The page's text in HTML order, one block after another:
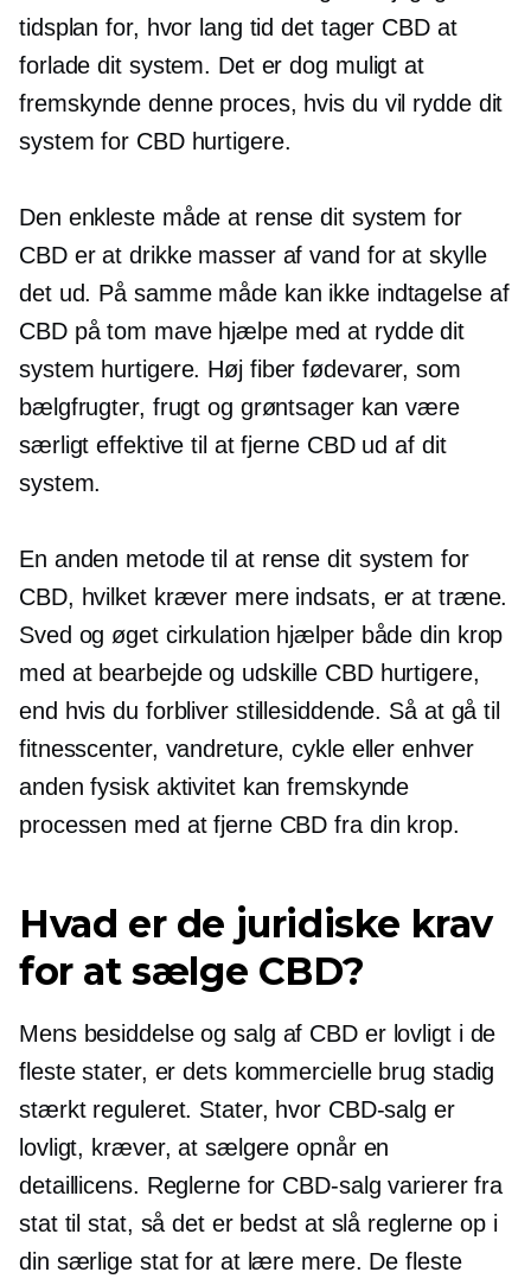
tidsplan for, hvor lang tid det tager CBD at
forlade dit system. Det er dog muligt at
fremskynde denne proces, hvis du vil rydde dit
system for CBD hurtigere.
Den enkleste måde at rense dit system for
CBD er at drikke masser af vand for at skylle
det ud. På samme måde kan ikke indtagelse af
CBD på tom mave hjælpe med at rydde dit
system hurtigere. Høj fiber fødevarer, som
bælgfrugter, frugt og grøntsager kan være
særligt effektive til at fjerne CBD ud af dit
system.
En anden metode til at rense dit system for
CBD, hvilket kræver mere indsats, er at træne.
Sved og øget cirkulation hjælper både din krop
med at bearbejde og udskille CBD hurtigere,
end hvis du forbliver stillesiddende. Så at gå til
fitnesscenter, vandreture, cykle eller enhver
anden fysisk aktivitet kan fremskynde
processen med at fjerne CBD fra din krop.
Hvad er de juridiske krav
for at sælge CBD?
Mens besiddelse og salg af CBD er lovligt i de
fleste stater, er dets kommercielle brug stadig
stærkt reguleret. Stater, hvor CBD-salg er
lovligt, kræver, at sælgere opnår en
detaillicens. Reglerne for CBD-salg varierer fra
stat til stat, så det er bedst at slå reglerne op i
din særlige stat for at lære mere. De fleste